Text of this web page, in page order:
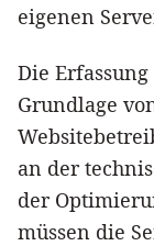
eigenen
Die
Grundlage
an der
der
müssen die